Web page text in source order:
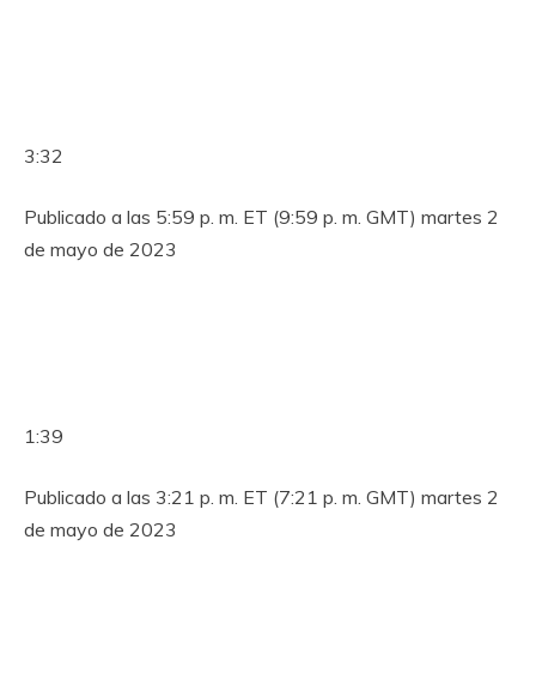
3:32
Publicado a las 5:59 p. m. ET (9:59 p. m. GMT) martes 2
de mayo de 2023
1:39
Publicado a las 3:21 p. m. ET (7:21 p. m. GMT) martes 2
de mayo de 2023